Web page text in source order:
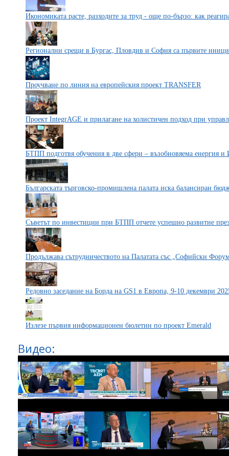
Икономиката расте, разходите за труд - още по-бързо: как
Регионални срещи в Бургас, Пловдив и София са първите
Проучване по линия на европейския проект TRANSFER
Проект IntegrAGE и прилагане на холистичен подход при
БТПП подготвя обучения в две сфери – възобновяема енергия и
Българската търговско-промишлена палата иска балансиран
Съветът по инвестиции при БТПП отчете успешно развитие
Продължава сътрудничеството на Палатата със „Софийски
Редовно заседание на Борда на GS1 в Европа, 9-10 декември
Излезе първия информационен бюлетин по проект Еmerald
Видео: